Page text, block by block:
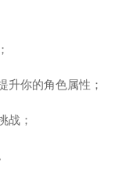
升你的角色属性；
战；